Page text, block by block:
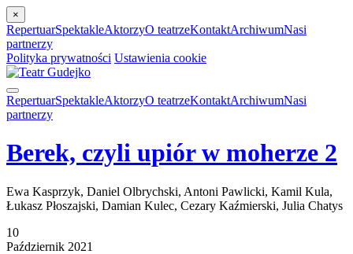
×
RepertuarSpektakleAktorzyO teatrzeKontaktArchiwumNasi
partnerzy
Polityka prywatności Ustawienia cookie
RepertuarSpektakleAktorzyO teatrzeKontaktArchiwumNasi
partnerzy
Berek, czyli upiór w moherze 2
Ewa Kasprzyk, Daniel Olbrychski, Antoni Pawlicki, Kamil Kula,
Łukasz Płoszajski, Damian Kulec, Cezary Kaźmierski, Julia Chatys
10
Październik 2021